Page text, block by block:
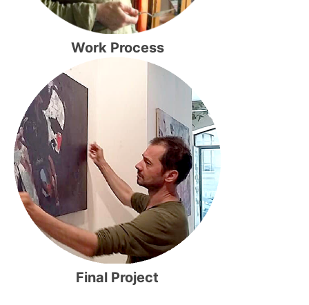
Work Process
Final Project